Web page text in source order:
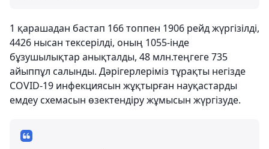
1 қарашадан бастап 166 топпен 1906 рейд жүргізілді,
4426 нысан тексерілді, оның 1055-інде
бұзушылықтар анықталды, 48 млн.теңгеге 735
айыппұл салынды. Дәрігерлеріміз тұрақты негізде
COVID-19 инфекциясын жұқтырған науқастарды
емдеу схемасын өзектендіру жұмысын жүргізуде.